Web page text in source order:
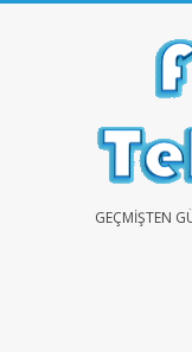
FREEGEÇMIŞTEN